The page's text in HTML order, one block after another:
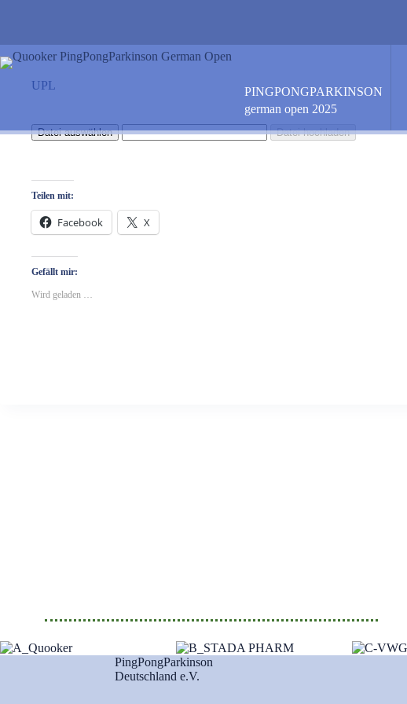
PINGPONGPARKINSON
german open 2025
UPL
Teilen mit:
Facebook X
Gefällt mir:
Wird geladen …
PingPongParkinson
Deutschland e.V.